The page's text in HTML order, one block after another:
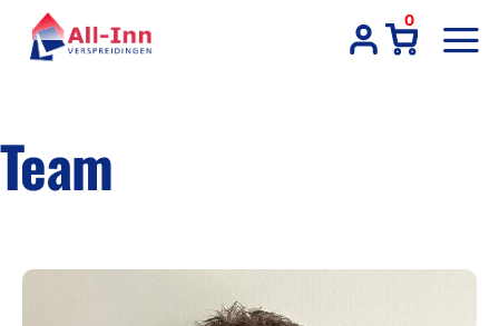
naar
0
Team